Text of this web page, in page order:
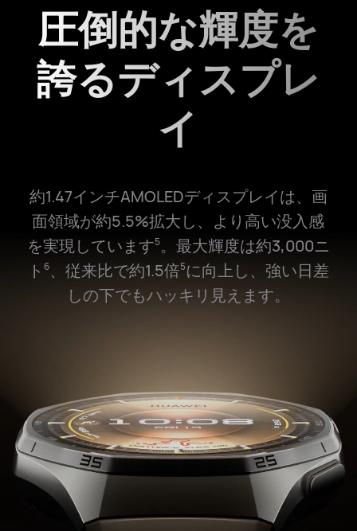
圧倒的な輝度を
誇るディスプレ
イ
約1.47インチAMOLEDディスプレイは、画
面領域が約5.5%拡大し、より高い没入感
を実現しています5。最大輝度は約3,000ニ
ト 6、従来比で約1.5倍5に向上し、強い日差
しの下でもハッキリ見えます。